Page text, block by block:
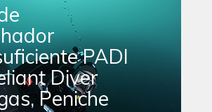
PADI
Diver
Peniche